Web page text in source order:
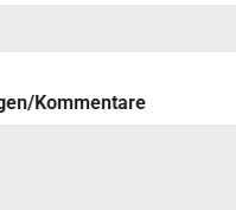
Kommentare